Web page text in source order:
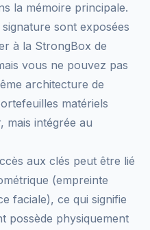
la mémoire principale.
sont exposées
à la StrongBox de
vous ne pouvez pas
architecture de
matériels
mais intégrée au
aux clés peut être lié
(empreinte
faciale), ce qui signifie
possède physiquement